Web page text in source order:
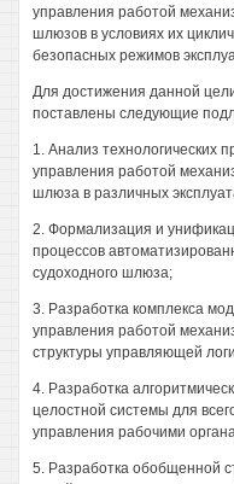
управления работой
шлюзов в условиях их
безопасных режимов
Для достижения данной
поставлены следующие
1. Анализ технологических
управления работой
шлюза в различных
2. Формализация и
процессов
судоходного шлюза;
3. Разработка комплекса
управления работой
структуры управляющей
4. Разработка
целостной системы для
управления рабочими
5. Разработка обобщенной